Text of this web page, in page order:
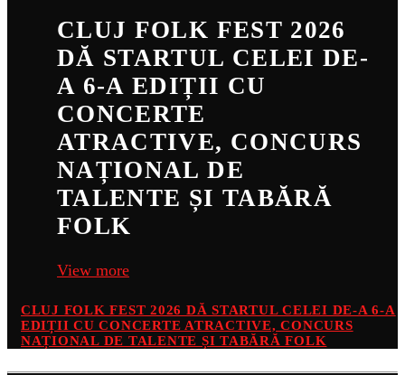
CLUJ FOLK FEST 2026
DĂ STARTUL CELEI DE-
A 6-A EDIȚII CU
CONCERTE
ATRACTIVE, CONCURS
NAȚIONAL DE
TALENTE ȘI TABĂRĂ
FOLK
View more
CLUJ FOLK FEST 2026 DĂ STARTUL CELEI DE-A 6-A
EDIȚII CU CONCERTE ATRACTIVE, CONCURS
NAȚIONAL DE TALENTE ȘI TABĂRĂ FOLK